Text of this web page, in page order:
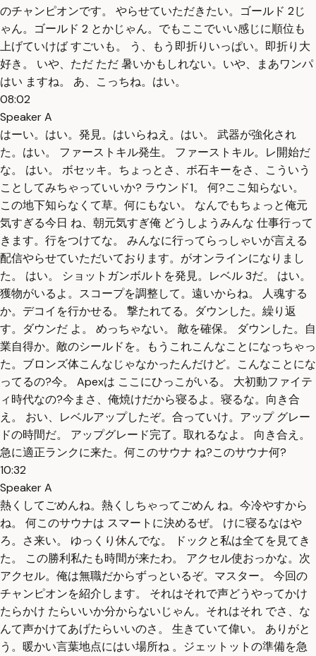
のチャンピオンです。 やらせていただきたい。ゴールド 2じ
ゃん。ゴールド 2 とかじゃん。でもここでいい感じに順位も
上げていけば すごいも。 う、もう即折りいっぱい。即折り大
好き。 いや、ただ ただ 暑いかもしれない。いや、まあワンパ
はい ますね。 あ、こっちね。はい。
08:02
Speaker A
はーい。はい。発見。はいらねえ。はい。 武器が強化され
た。はい。 ファーストキル発生。 ファーストキル。レ開始だ
な。 はい。 ボセッキ。ちょっとさ、ボ石キーをさ、こういう
ことしてみちゃっていいか? ラウンド1。 何?ここ知らない。
この地下知らなくて草。何にもない。 なんでもちょっと俺元
気すぎる今日 ね、朝元気すぎ俺 どうしようみんな 仕事行って
きます。行をつけてな。 みんなに行ってらっしゃいが言える
配信やらせていただいております。がオンラインになりまし
た。 はい。 ショットガンボルトを発見。レベル 3だ。 はい。
獲物がいるよ。スコープを調整して。遠いからね。 人魂する
か。デコイを行かせる。 撃たれてる。ダウンした。繰り返
す。ダウンだ よ。 めっちゃない。 敵を確保。 ダウンした。自
業自得か。敵のシールドを。もうこれこんなことになっちゃっ
た。ブロンズ体こんなじゃなかったんだけど。こんなことにな
ってるの?今。 Apexは ここにひっこがいる。 大初動ファイテ
ィ時代なの?今まさ、俺焼けだから寝るよ。寝るな。向き合
え。 おい、レベルアップしたぞ。合っていけ。アップ グレー
ドの時間だ。 アップグレード完了。取れるなよ。 向き合え。
急に適正ランクに来た。何このサウナ ね?このサウナ何?
10:32
Speaker A
熱くしてごめんね。熱くしちゃってごめん ね。今冷やすから
ね。 何このサウナは スマートに決めるぜ。 けに寝るなはや
ろ。さ来い。 ゆっくり休んでな。 ドックと私は全てを見てき
た。 この勝利私たも時間が来たわ。 アクセル使おっかな。次
アクセル。俺は無職だからずっといるぞ。マスター。 今回の
チャンピオンを紹介します。 それはそれで声どうやってかけ
たらかけ たらいいか分からないじゃん。それはそれ でさ、な
んて声かけてあげたらいいのさ。 生きていて偉い。 ありがと
う。暖かい言葉地点にはい場所ね 。ジェットットの準備を急